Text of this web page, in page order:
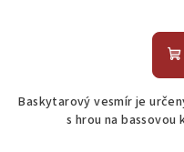
Baskytarový vesmír je
s hrou na bassovou